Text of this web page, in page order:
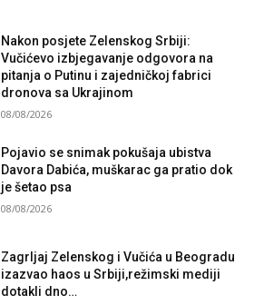
Nakon posjete Zelenskog Srbiji:
Vučićevo izbjegavanje odgovora na
pitanja o Putinu i zajedničkoj fabrici
dronova sa Ukrajinom
08/08/2026
Pojavio se snimak pokušaja ubistva
Davora Dabića, muškarac ga pratio dok
je šetao psa
08/08/2026
Zagrljaj Zelenskog i Vučića u Beogradu
izazvao haos u Srbiji,režimski mediji
dotakli dno…